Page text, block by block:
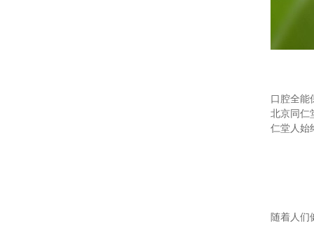
口腔全能
北京同仁
仁堂人始
随着人们